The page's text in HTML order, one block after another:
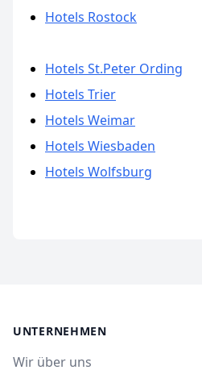
Hotels Rostock
Hotels St.Peter Ording
Hotels Trier
Hotels Weimar
Hotels Wiesbaden
Hotels Wolfsburg
UNTERNEHMEN
Wir über uns